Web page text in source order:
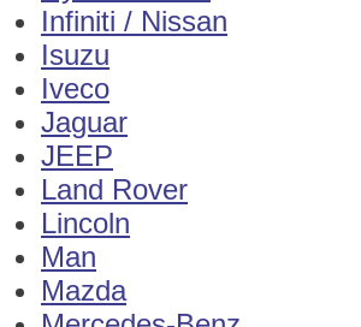
Infiniti / Nissan
Isuzu
Iveco
Jaguar
JEEP
Land Rover
Lincoln
Man
Mazda